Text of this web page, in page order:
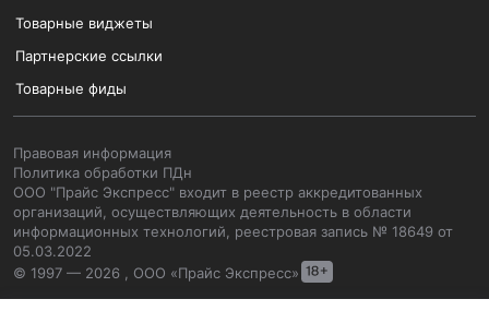
Товарные виджеты
Партнерские ссылки
Товарные фиды
Правовая информация
Политика обработки ПДн
ООО "Прайс Экспресс" входит в реестр аккредитованных
организаций, осуществляющих деятельность в области
информационных технологий, реестровая запись № 18649 от
05.03.2022
© 1997 — 2026 , ООО «Прайс Экспресс»